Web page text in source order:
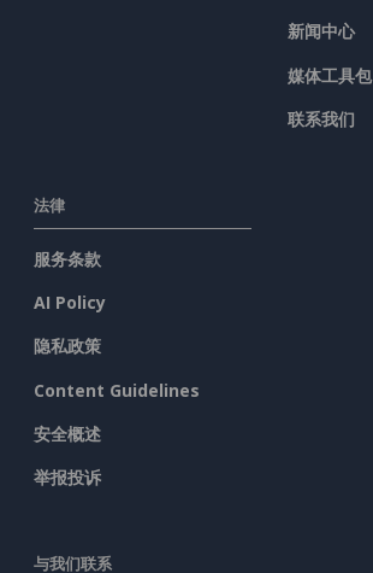
新闻中心
媒体工具包
联系我们
法律
服务条款
AI Policy
隐私政策
Content Guidelines
安全概述
举报投诉
与我们联系